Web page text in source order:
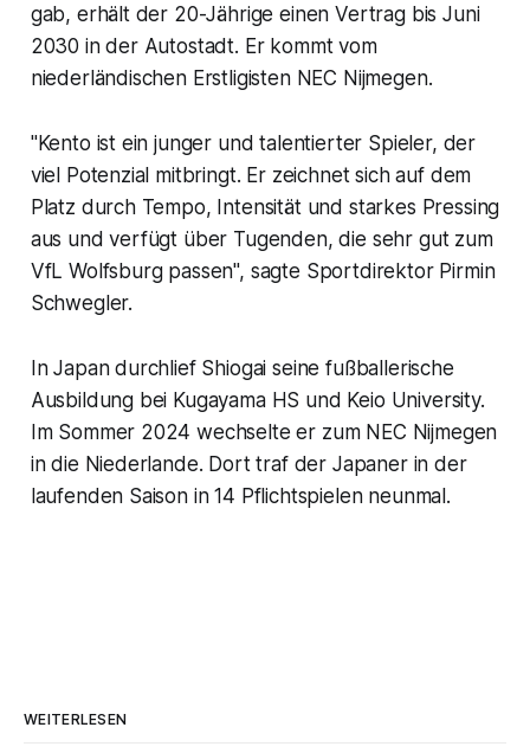
gab, erhält der 20-Jährige einen Vertrag bis Juni
2030 in der Autostadt. Er kommt vom
niederländischen Erstligisten NEC Nijmegen.
"Kento ist ein junger und talentierter Spieler, der
viel Potenzial mitbringt. Er zeichnet sich auf dem
Platz durch Tempo, Intensität und starkes Pressing
aus und verfügt über Tugenden, die sehr gut zum
VfL Wolfsburg passen", sagte Sportdirektor Pirmin
Schwegler.
In Japan durchlief Shiogai seine fußballerische
Ausbildung bei Kugayama HS und Keio University.
Im Sommer 2024 wechselte er zum NEC Nijmegen
in die Niederlande. Dort traf der Japaner in der
laufenden Saison in 14 Pflichtspielen neunmal.
WEITERLESEN